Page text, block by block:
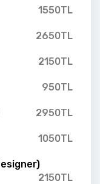
1550TL
2650TL
2150TL
950TL
2950TL
1050TL
2150TL